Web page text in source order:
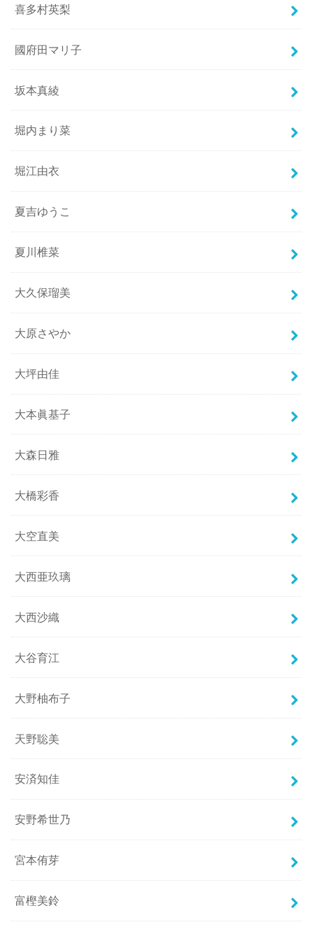
喜多村英梨
國府田マリ子
坂本真綾
堀内まり菜
堀江由衣
夏吉ゆうこ
夏川椎菜
大久保瑠美
大原さやか
大坪由佳
大本眞基子
大森日雅
大橋彩香
大空直美
大西亜玖璃
大西沙織
大谷育江
大野柚布子
天野聡美
安済知佳
安野希世乃
宮本侑芽
富樫美鈴